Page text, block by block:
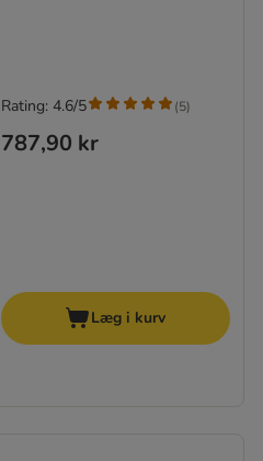
787,90 kr
Rating: 4.6/5 (5)
Læg i kurv